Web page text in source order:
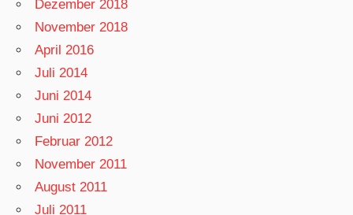
Dezember 2018
November 2018
April 2016
Juli 2014
Juni 2014
Juni 2012
Februar 2012
November 2011
August 2011
Juli 2011